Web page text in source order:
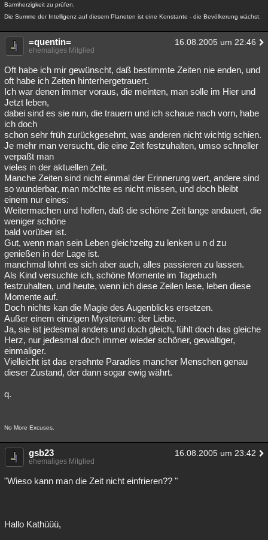
Barmherzigkeit zu prüfen.
Die Summe der Intelligenz auf diesem Planeten ist eine Konstante - die Bevölkerung wächst.
=quentin= 16.08.2005 um 22:46
ehemaliges Mitglied
Oft habe ich mir gewünscht, daß bestimmte Zeiten nie enden, und
oft habe ich Zeiten hinterhergetrauert.
Ich war denen immer voraus, die meinten, man solle im Hier und
Jetzt leben,
dabei sind es sie nun, die trauern und ich schaue nach vorn, habe
ich doch
schon sehr früh zurückgesehnt, was anderen nicht wichtig schien.
Je mehr man versucht, die eine Zeit festzuhalten, umso schneller
verpaßt man
vieles in der aktuellen Zeit.
Manche Zeiten sind nicht einmal der Erinnerung wert, andere sind
so wunderbar, man möchte es nicht missen, und doch bleibt
einem nur eines:
Weitermachen und hoffen, daß die schöne Zeit lange andauert, die
weniger schöne
bald vorüber ist.
Gut, wenn man sein Leben gleichzeitg zu lenken u n d zu
genießen in der Lage ist.
manchmal lohnt es sich aber auch, alles passieren zu lassen.
Als Kind versuchte ich, schöne Momente im Tagebuch
festzuhalten, und heute, wenn ich diese Zeilen lese, leben diese
Momente auf.
Doch nichts kan die Magie des Augenblicks ersetzen.
Außer einem einzigen Mysterium: der Liebe.
Ja, sie ist jedesmal anders und doch gleich, fühlt doch das gleiche
Herz, nur jedesmal doch immer wieder schöner, gewaltiger,
einmaliger.
Vielleicht ist das ersehnte Paradies mancher Menschen genau
dieser Zustand, der dann sogar ewig währt.
q.
No More Excuses.
gsb23 16.08.2005 um 23:42
ehemaliges Mitglied
"Wieso kann man die Zeit nicht einfrieren?? "
Hallo Kathüüü,